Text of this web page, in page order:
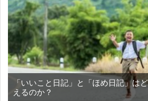
「いいこと日記」と「ほめ日記」は
えるのか？